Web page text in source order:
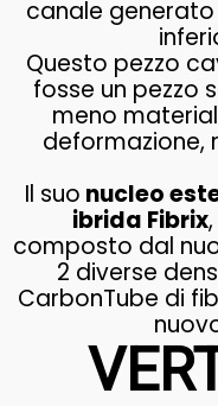
canale
Questo pezzo
fosse un pezzo
meno
deformazione,
Il suo nucleo
ibrida Fibrix
composto dal
2 diverse
CarbonTube di